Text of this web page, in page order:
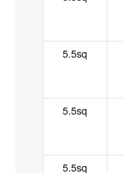
5.5sq
5.5sq
5.5sq